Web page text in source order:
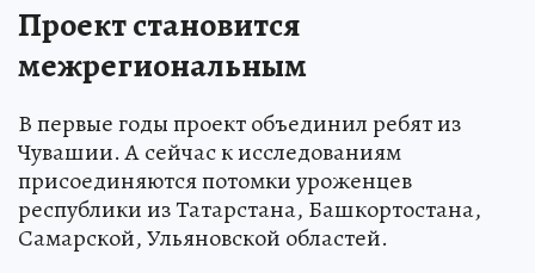
Проект становится
межрегиональным
В первые годы проект объединил ребят из
Чувашии. А сейчас к исследованиям
присоединяются потомки уроженцев
республики из Татарстана, Башкортостана,
Самарской, Ульяновской областей.